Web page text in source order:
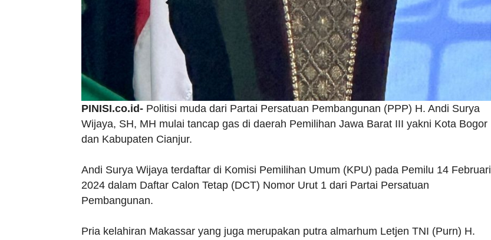
PINISI.co.id- Politisi muda dari Partai Persatuan Pembangunan (PPP) H. Andi Surya
Wijaya, SH, MH mulai tancap gas di daerah Pemilihan Jawa Barat III yakni Kota Bogor
dan Kabupaten Cianjur.
Andi Surya Wijaya terdaftar di Komisi Pemilihan Umum (KPU) pada Pemilu 14 Februari
2024 dalam Daftar Calon Tetap (DCT) Nomor Urut 1 dari Partai Persatuan
Pembangunan.
Pria kelahiran Makassar yang juga merupakan putra almarhum Letjen TNI (Purn) H.